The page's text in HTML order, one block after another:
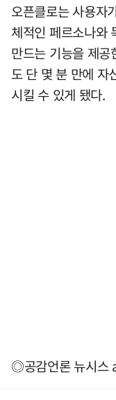
오픈클로는 사용자
체적인 페르소나와
만드는 기능을 제
도 단 몇 분 만에 자
시킬 수 있게 됐다.
◎공감언론 뉴시스